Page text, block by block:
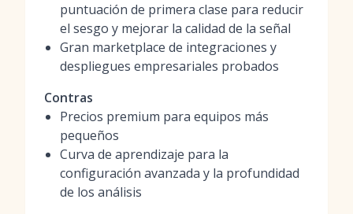
puntuación de primera clase para reducir
el sesgo y mejorar la calidad de la señal
Gran marketplace de integraciones y
despliegues empresariales probados
Contras
Precios premium para equipos más
pequeños
Curva de aprendizaje para la
configuración avanzada y la profundidad
de los análisis